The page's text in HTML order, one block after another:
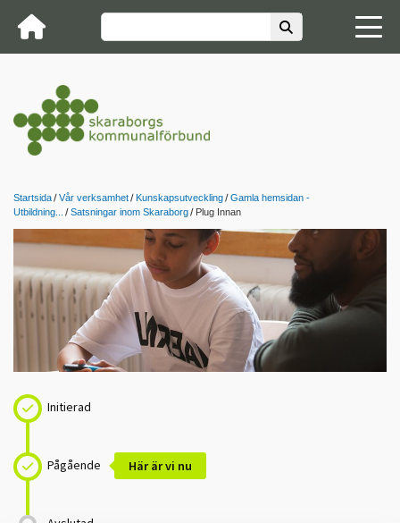
Startsida Vår verksamhet Kunskapsutveckling
Gamla hemsidan -
Utbildning...
Satsningar inom Skaraborg Plug Innan
Initierad
Pågående Här är vi nu